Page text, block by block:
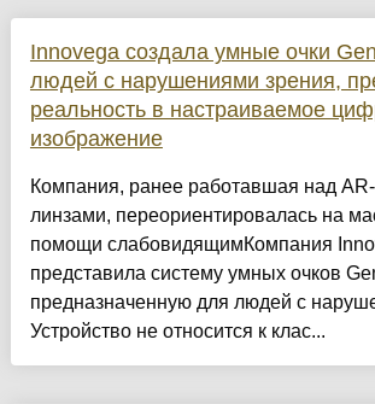
Innovega создала умные очки
людей с нарушениями зрения,
реальность в настраиваемое
изображение
Компания, ранее работавшая над
линзами, переориентировалась на
помощи слабовидящимКомпания
представила систему умных очков
предназначенную для людей с
Устройство не относится к клас...